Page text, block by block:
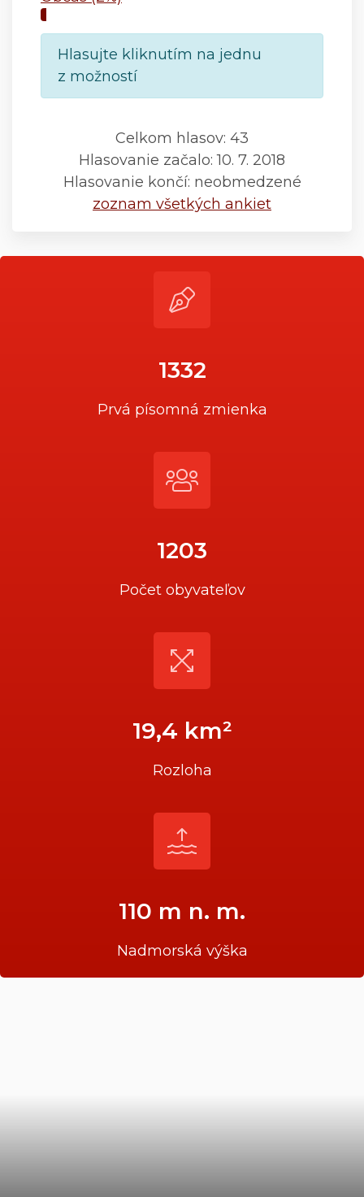
Hlasujte kliknutím na jednu
z možností
Celkom hlasov: 43
Hlasovanie začalo: 10. 7. 2018
Hlasovanie končí: neobmedzené
zoznam všetkých ankiet
1332
Prvá písomná zmienka
1203
Počet obyvateľov
19,4 km²
Rozloha
110 m n. m.
Nadmorská výška